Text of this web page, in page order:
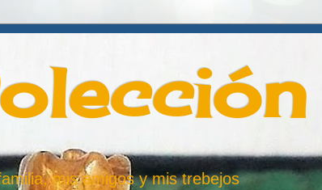
mis amigos y mis trebejos